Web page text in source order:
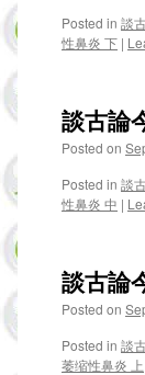
Posted in 談
性鼻炎 下 |
談古論
Posted on
Posted in 談
性鼻炎 中 |
談古論
Posted on
Posted in 談
萎缩性鼻炎 上